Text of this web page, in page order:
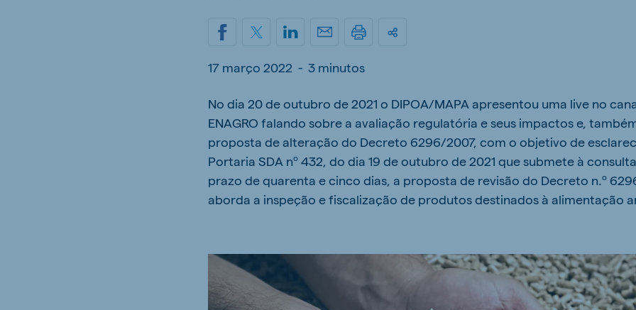
17 março 2022 - 3 minutos
No dia 20 de outubro de 2021 o DIPOA/MAPA apresentou uma live no
ENAGRO falando sobre a avaliação regulatória e seus impactos e,
proposta de alteração do Decreto 6296/2007, com o objetivo de
Portaria SDA nº 432, do dia 19 de outubro de 2021 que submete à
prazo de quarenta e cinco dias, a proposta de revisão do Decreto n.º
aborda a inspeção e fiscalização de produtos destinados à alimentação
Slovak
Myanmar Indonesia
Indonesian
India
English
South Africa
English
Ghana (Koudijs)
English
Ethiopia (Koudijs)